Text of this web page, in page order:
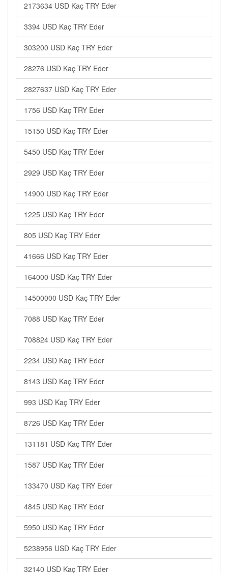
2173634 USD Kaç TRY Eder
3394 USD Kaç TRY Eder
303200 USD Kaç TRY Eder
28276 USD Kaç TRY Eder
2827637 USD Kaç TRY Eder
1756 USD Kaç TRY Eder
15150 USD Kaç TRY Eder
5450 USD Kaç TRY Eder
2929 USD Kaç TRY Eder
14900 USD Kaç TRY Eder
1225 USD Kaç TRY Eder
805 USD Kaç TRY Eder
41666 USD Kaç TRY Eder
164000 USD Kaç TRY Eder
14500000 USD Kaç TRY Eder
7088 USD Kaç TRY Eder
708824 USD Kaç TRY Eder
2234 USD Kaç TRY Eder
8143 USD Kaç TRY Eder
993 USD Kaç TRY Eder
8726 USD Kaç TRY Eder
131181 USD Kaç TRY Eder
1587 USD Kaç TRY Eder
133470 USD Kaç TRY Eder
4845 USD Kaç TRY Eder
5950 USD Kaç TRY Eder
5238956 USD Kaç TRY Eder
32140 USD Kaç TRY Eder